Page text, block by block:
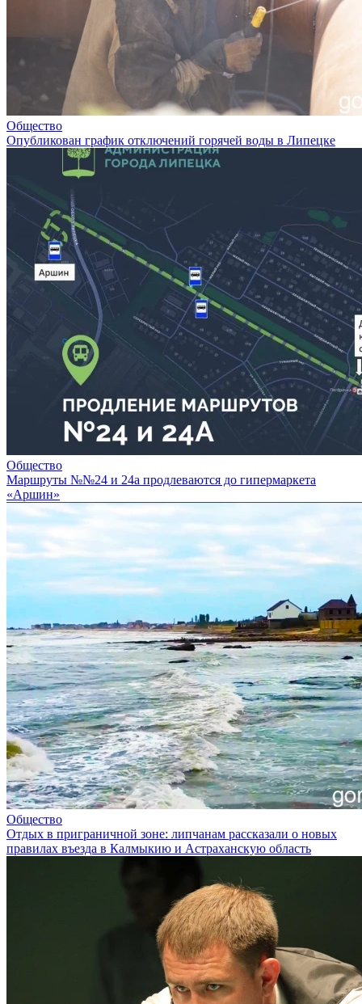
Общество
Опубликован график отключений горячей воды в Липецке
Общество
Маршруты №№24 и 24а продлеваются до гипермаркета
«Аршин»
Общество
Отдых в приграничной зоне: липчанам рассказали о новых
правилах въезда в Калмыкию и Астраханскую область